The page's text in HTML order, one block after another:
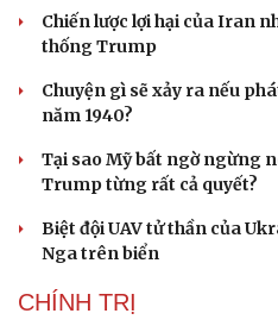
Chiến lược lợi hại của Iran
thống Trump
Chuyện gì sẽ xảy ra nếu
năm 1940?
Tại sao Mỹ bất ngờ ngừng
Trump từng rất cả quyết?
Biệt đội UAV tử thần của
Nga trên biển
CHÍNH TRỊ